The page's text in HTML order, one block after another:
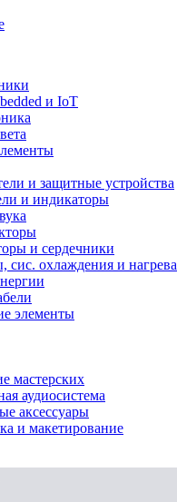
и IoT
и защитные устройства
и индикаторы
и сердечники
сис. охлаждения и нагрева
элементы
мастерских
аудиосистема
аксессуары
и макетирование